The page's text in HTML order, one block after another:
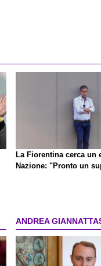
La Fiorentina cerca un
Nazione: "Pronto un
ANDREA